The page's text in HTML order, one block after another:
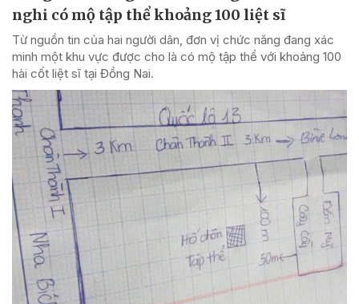
nghi có mộ tập thể khoảng 100 liệt sĩ
Từ nguồn tin của hai người dân, đơn vị chức năng đang xác
minh một khu vực được cho là có mộ tập thể với khoảng 100
hài cốt liệt sĩ tại Đồng Nai.